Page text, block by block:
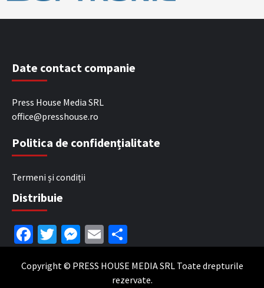
Date contact companie
Press House Media SRL
office@presshouse.ro
Politica de confidențialitate
Termeni și condiții
Distribuie
Facebook
Twitter
Messenger
Email
Copyright © PRESS HOUSE MEDIA SRL Toate drepturile
rezervate.